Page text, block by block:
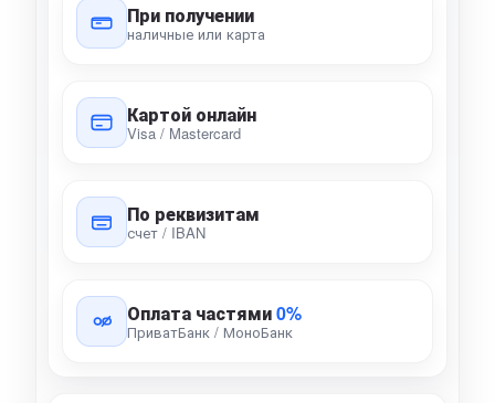
При получении
наличные или карта
Картой онлайн
Visa / Mastercard
По реквизитам
счет / IBAN
Оплата частями0%
ПриватБанк / МоноБанк